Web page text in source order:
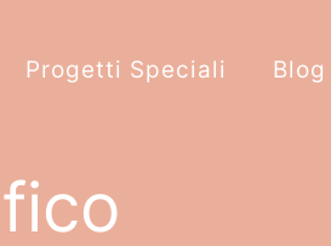
Progetti Speciali Blog